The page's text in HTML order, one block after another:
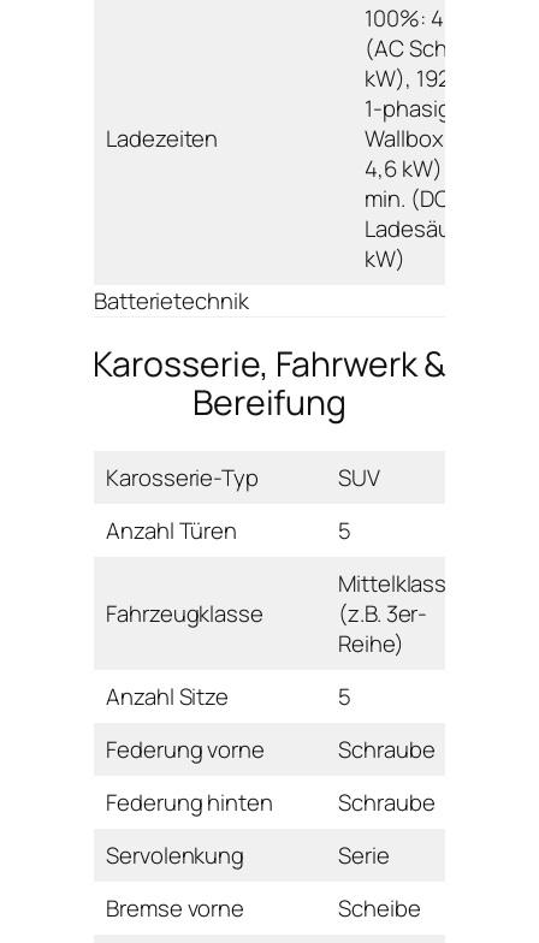
Ladezeiten
100%: 402 min.
(AC Schuko 2,3
kW), 192 min. (AC
1-phasig
Wallbox/
4,6 kW); 80%: 30
min. (DC
Ladesäule 32,0
kW)
Batterietechnik
Karosserie, Fahrwerk &
Bereifung
Karosserie-Typ
SUV
Anzahl Türen
5
Fahrzeugklasse
Mittelklasse
(z.B. 3er-
Reihe)
Anzahl Sitze
5
Federung vorne
Schraube
Federung hinten
Schraube
Servolenkung
Serie
Bremse vorne
Scheibe